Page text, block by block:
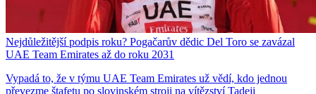
Nejdůležitější podpis roku? Pogačarův dědic Del Toro se zavázal
UAE Team Emirates až do roku 2031
Vypadá to, že v týmu UAE Team Emirates už vědí, kdo jednou
převezme štafetu po slovinském stroji na vítězství Tadeji